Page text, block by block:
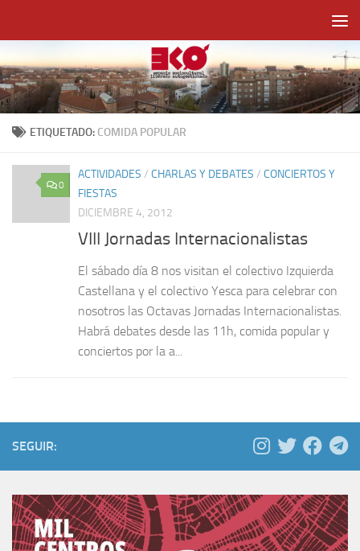
ETIQUETADO: COMIDA POPULAR
0
ACTIVIDADES / CHARLAS Y DEBATES / CONCIERTOS Y
FIESTAS
DICIEMBRE 4, 2012
VIII Jornadas Internacionalistas
El sábado día 8 nos visitan el colectivo Izquierda
Castellana y el colectivo Yesca para celebrar con
nosotros las Octavas Jornadas Internacionalistas.
Habrá debates desde las 11h, comida popular y
conciertos por la a...
SEGUIR: